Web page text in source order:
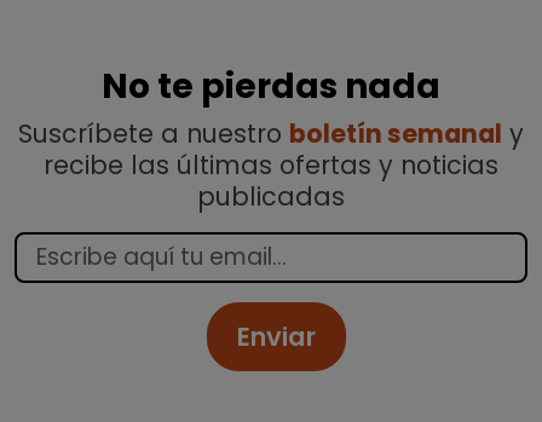
No te pierdas nada
Suscríbete a nuestro boletín semanal y
recibe las últimas ofertas y noticias
publicadas
Enviar